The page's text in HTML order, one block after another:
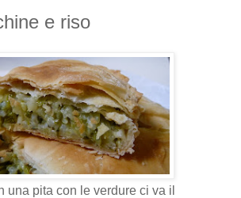
e riso
una pita con le verdure ci va il